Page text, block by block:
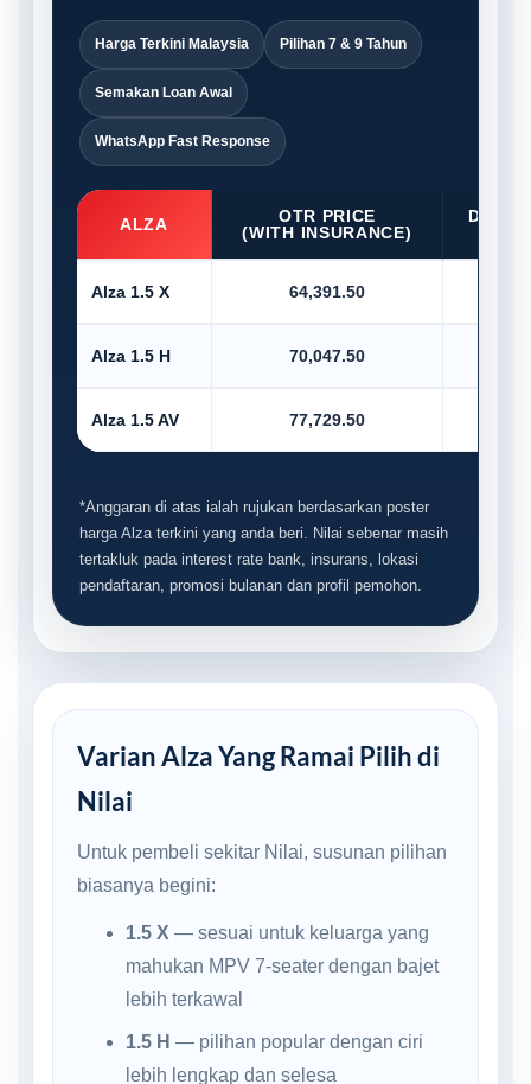
Harga Terkini Malaysia Pilihan 7 & 9 Tahun
Semakan Loan Awal
WhatsApp Fast Response
ALZA
OTR PRICE
(WITH INSURANCE)
D/
Alza 1.5 X 64,391.50
Alza 1.5 H 70,047.50
Alza 1.5 AV 77,729.50
*Anggaran di atas ialah rujukan berdasarkan poster
harga Alza terkini yang anda beri. Nilai sebenar masih
tertakluk pada interest rate bank, insurans, lokasi
pendaftaran, promosi bulanan dan profil pemohon.
Varian Alza Yang Ramai Pilih di
Nilai
Untuk pembeli sekitar Nilai, susunan pilihan
biasanya begini:
1.5 X — sesuai untuk keluarga yang
mahukan MPV 7-seater dengan bajet
lebih terkawal
1.5 H — pilihan popular dengan ciri
lebih lengkap dan selesa